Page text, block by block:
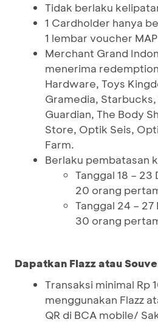
Tidak berlaku
1 Cardholder hanya
1 lembar voucher
Merchant Grand
menerima
Hardware, Toys
Gramedia,
Guardian, The Body
Store, Optik Seis,
Farm.
Berlaku pembatasan
Tanggal 18 –
20 orang
Tanggal 24 –
30 orang
Dapatkan Flazz atau
Transaksi minimal Rp
menggunakan Flazz
QR di BCA mobile/